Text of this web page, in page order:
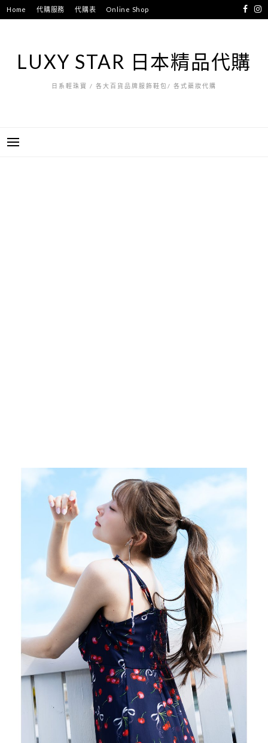
跳
至
Home 代購服務 代購表 Online Shop
LUXY STAR 日本精品代購
日系輕珠寶 / 各大百貨品牌服飾鞋包/ 各式藥妝代購